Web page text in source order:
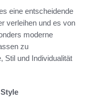
eine entscheidende
verleihen und es von
moderne
zu
Stil und Individualität